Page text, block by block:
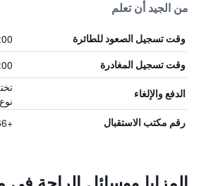
من الجيد أن تعلم
وقت تسجيل الصعود للطائرة
وقت تسجيل المغادرة
الدفع والإلغاء
رقم مكتب الاستقبال +66 53 280 988